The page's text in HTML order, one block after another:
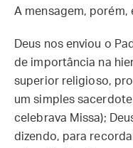
A mensagem,
Deus nos enviou o
de importância na
superior religioso,
um simples
celebrava Missa);
dizendo, para